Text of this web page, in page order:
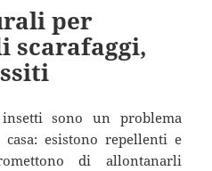
per
scarafaggi,
sono un problema
esistono repellenti e
di allontanarli